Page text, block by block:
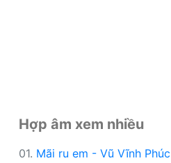
Hợp âm xem nhiều
01. Mãi ru em - Vũ Vĩnh Phúc